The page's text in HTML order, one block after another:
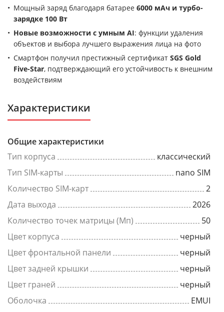
Мощный заряд благодаря батарее 6000 мАч и турбо-
зарядке 100 Вт
Новые возможности с умным AI: функции удаления
объектов и выбора лучшего выражения лица на фото
Смартфон получил престижный сертификат SGS Gold
Five-Star, подтверждающий его устойчивость к внешним
воздействиям
Характеристики
Общие характеристики
Тип корпуса
классический
Тип SIM-карты
nano SIM
Количество SIM-карт
2
Дата выхода
2026
Количество точек матрицы (Мп)
50
Цвет корпуса
черный
Цвет фронтальной панели
черный
Цвет задней крышки
черный
Цвет граней
черный
Оболочка
EMUI